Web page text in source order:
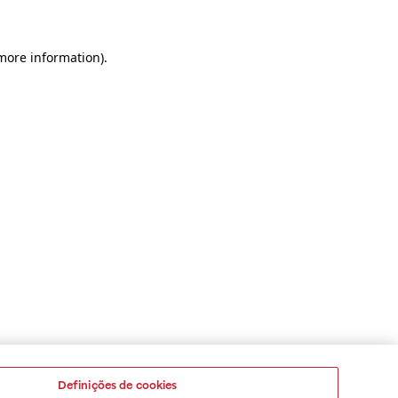
information).
Definições de cookies